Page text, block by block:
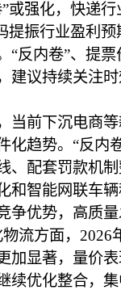
强化，快递行
提振行业盈利预
“反内卷”、提票
建议持续关注
前下沉电商等
化趋势。“反内
、配套罚款机
和智能网联车
争优势，高质
流方面，2026
加显著，量价
续优化整合，